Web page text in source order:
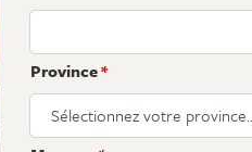
Province*